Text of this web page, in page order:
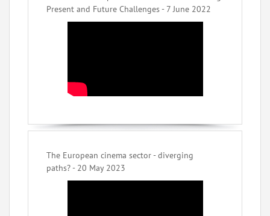
Present and Future Challenges - 7 June 2022
The European cinema sector - diverging
paths? - 20 May 2023